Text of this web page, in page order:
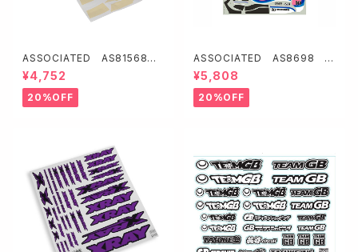
ASSOCIATED AS81568 R
C8B4用クリアボディー
¥4,752
20%OFF
ASSOCIATED AS8698 ク
ラシックボディセット・クリア【RC
10F6 Classic】
¥5,808
20%OFF